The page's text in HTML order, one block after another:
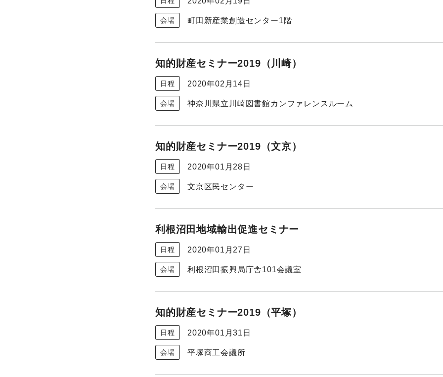
会場 町田新産業創造センター1階
知的財産セミナー2019（川崎）
日程 2020年02月14日
会場 神奈川県立川崎図書館カンファレンスルーム
知的財産セミナー2019（文京）
日程 2020年01月28日
会場 文京区民センター
利根沼田地域輸出促進セミナー
日程 2020年01月27日
会場 利根沼田振興局庁舎101会議室
知的財産セミナー2019（平塚）
日程 2020年01月31日
会場 平塚商工会議所